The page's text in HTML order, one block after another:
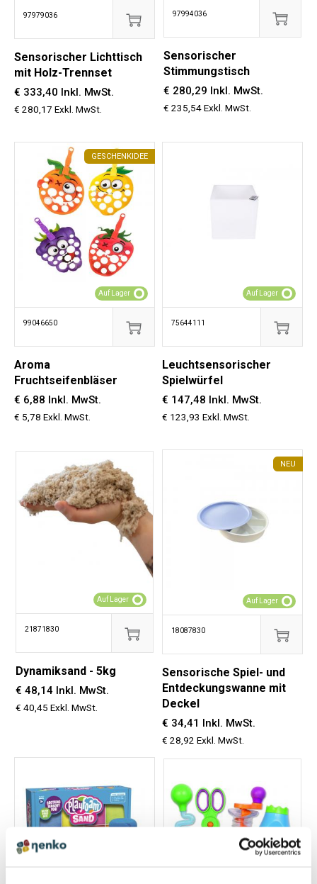
97979036
Sensorischer Lichttisch
mit Holz-Trennset
€ 333,40 Inkl. MwSt.
€ 280,17 Exkl. MwSt.
97994036
Sensorischer
Stimmungstisch
€ 280,29 Inkl. MwSt.
€ 235,54 Exkl. MwSt.
GESCHENKIDEE
99046650
Auf Lager
Aroma
Fruchtseifenbläser
€ 6,88 Inkl. MwSt.
€ 5,78 Exkl. MwSt.
75644111
Auf Lager
Leuchtsensorischer
Spielwürfel
€ 147,48 Inkl. MwSt.
€ 123,93 Exkl. MwSt.
21871830
Auf Lager
Dynamiksand - 5kg
€ 48,14 Inkl. MwSt.
€ 40,45 Exkl. MwSt.
NEU
18087830
Auf Lager
Sensorische Spiel- und
Entdeckungswanne mit
Deckel
€ 34,41 Inkl. MwSt.
€ 28,92 Exkl. MwSt.